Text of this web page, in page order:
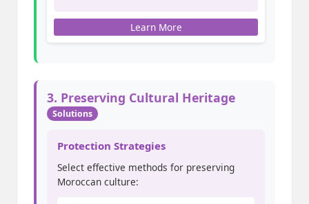
Learn More
3. Preserving Cultural Heritage
Solutions
Protection Strategies
Select effective methods for preserving
Moroccan culture: